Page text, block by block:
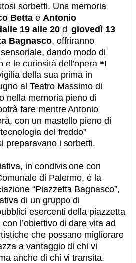
sorbetti. Una memoria
Betta e Antonio
19 alle 20 di giovedì 13
Bagnasco, offriranno
dando modo di
e le curiosità dell’opera “I
della sua prima in
al Teatro Massimo di
nella memoria pieno di
fare mentre Antonio
con un mastello pieno di
del freddo”
preparavano i sorbetti.
in condivisione con
di Palermo, è la
“Piazzetta Bagnasco”,
di un gruppo di
esercenti della piazzetta
l’obiettivo di dare vita ad
che possano migliorare
a vantaggio di chi vi
anche di chi vi transita.